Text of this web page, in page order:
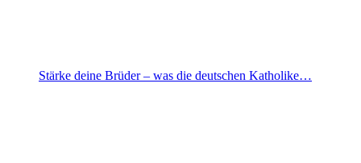
Stärke deine Brüder – was die deutschen Katholike…